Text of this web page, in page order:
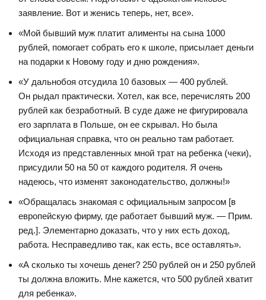
заявление. Вот и женись теперь, нет, все».
«Мой бывший муж платит алименты на сына 1000
рублей, помогает собрать его к школе, присылает деньги
на подарки к Новому году и дню рождения».
«У дальнобоя отсудила 10 базовых — 400 рублей.
Он рыдал практически. Хотел, как все, перечислять 200
рублей как безработный. В суде даже не фигурировала
его зарплата в Польше, он ее скрывал. Но была
официальная справка, что он реально там работает.
Исходя из представленных мной трат на ребенка (чеки),
присудили 50 на 50 от каждого родителя. Я очень
надеюсь, что изменят законодательство, должны!»
«Обращалась знакомая с официальным запросом [в
европейскую фирму, где работает бывший муж. — Прим.
ред.]. Элементарно доказать, что у них есть доход,
работа. Несправедливо так, как есть, все оставлять».
«А сколько ты хочешь денег? 250 рублей он и 250 рублей
ты должна вложить. Мне кажется, что 500 рублей хватит
для ребенка».